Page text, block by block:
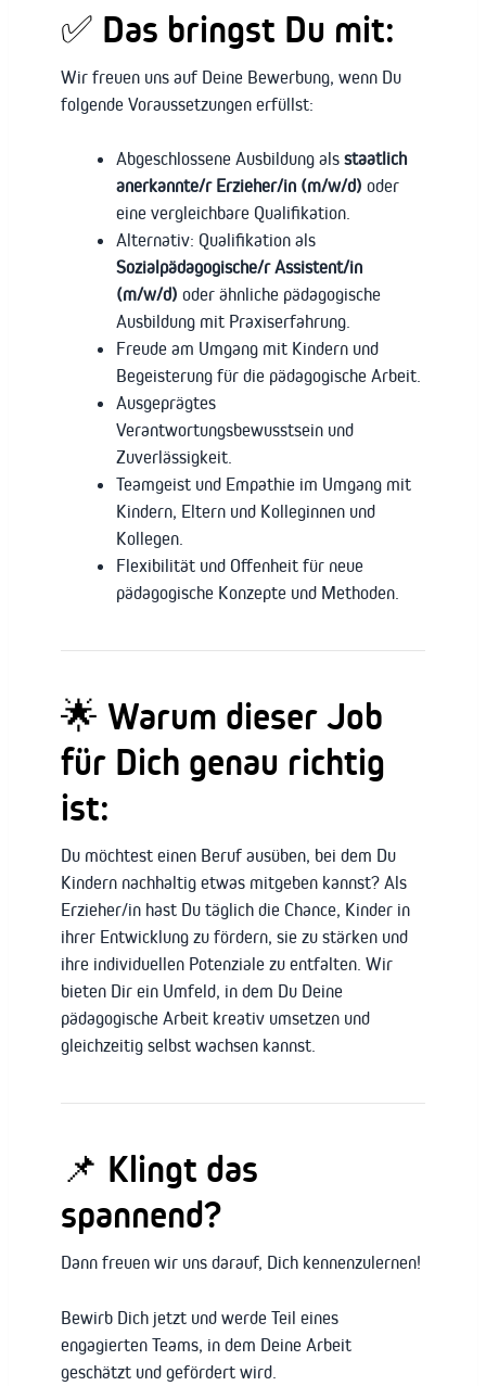
✅ Das bringst Du mit:
Wir freuen uns auf Deine Bewerbung, wenn Du
folgende Voraussetzungen erfüllst:
Abgeschlossene Ausbildung als staatlich
anerkannte/r Erzieher/in (m/w/d) oder
eine vergleichbare Qualifikation.
Alternativ: Qualifikation als
Sozialpädagogische/r Assistent/in
(m/w/d) oder ähnliche pädagogische
Ausbildung mit Praxiserfahrung.
Freude am Umgang mit Kindern und
Begeisterung für die pädagogische Arbeit.
Ausgeprägtes
Verantwortungsbewusstsein und
Zuverlässigkeit.
Teamgeist und Empathie im Umgang mit
Kindern, Eltern und Kolleginnen und
Kollegen.
Flexibilität und Offenheit für neue
pädagogische Konzepte und Methoden.
🌟 Warum dieser Job
für Dich genau richtig
ist:
Du möchtest einen Beruf ausüben, bei dem Du
Kindern nachhaltig etwas mitgeben kannst? Als
Erzieher/in hast Du täglich die Chance, Kinder in
ihrer Entwicklung zu fördern, sie zu stärken und
ihre individuellen Potenziale zu entfalten. Wir
bieten Dir ein Umfeld, in dem Du Deine
pädagogische Arbeit kreativ umsetzen und
gleichzeitig selbst wachsen kannst.
📌 Klingt das
spannend?
Dann freuen wir uns darauf, Dich kennenzulernen!
Bewirb Dich jetzt und werde Teil eines
engagierten Teams, in dem Deine Arbeit
geschätzt und gefördert wird.